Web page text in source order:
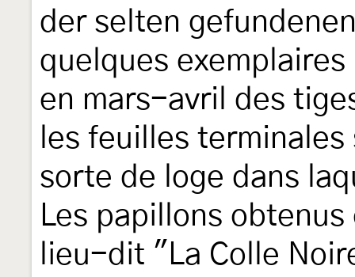
der selten
quelques
en mars-avril des
les feuilles
sorte de loge dans
Les papillons
lieu-dit "La Colle